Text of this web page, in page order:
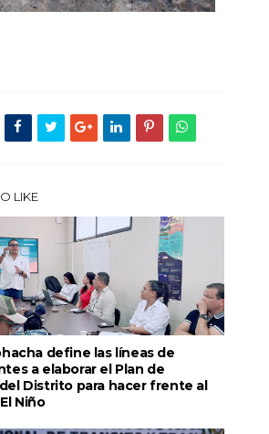
LIKE
define las líneas de
a elaborar el Plan de
Distrito para hacer frente al
Niño